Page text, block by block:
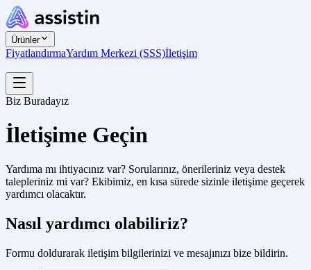
Ürünler
FiyatlandırmaYardım Merkezi (SSS)İletişim
Biz Buradayız
İletişime Geçin
Yardıma mı ihtiyacınız var? Sorularınız, önerileriniz veya destek
talepleriniz mi var? Ekibimiz, en kısa sürede sizinle iletişime geçerek
yardımcı olacaktır.
Nasıl yardımcı olabiliriz?
Formu doldurarak iletişim bilgilerinizi ve mesajınızı bize bildirin.